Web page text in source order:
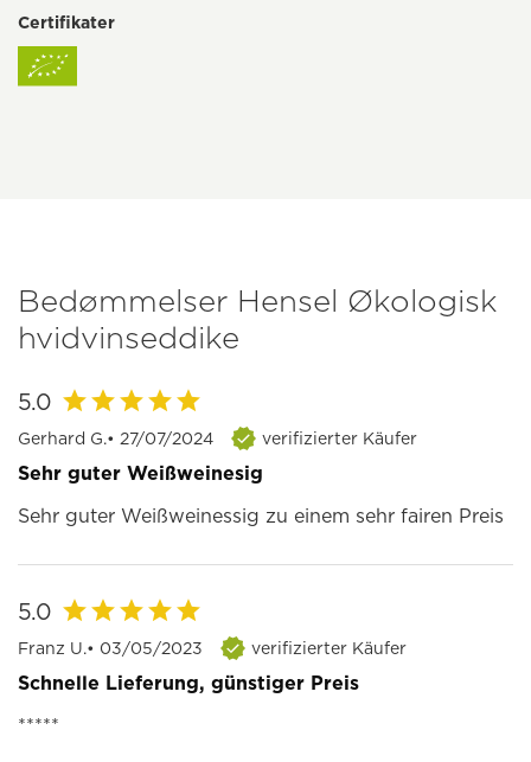
Certifikater
Bedømmelser Hensel Økologisk
hvidvinseddike
5.0
Gerhard G.• 27/07/2024 verifizierter Käufer
Sehr guter Weißweinesig
Sehr guter Weißweinessig zu einem sehr fairen Preis
5.0
Franz U.• 03/05/2023 verifizierter Käufer
Schnelle Lieferung, günstiger Preis
*****